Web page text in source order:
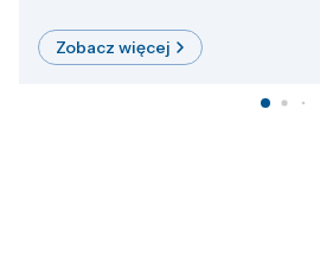
Zobacz więcej